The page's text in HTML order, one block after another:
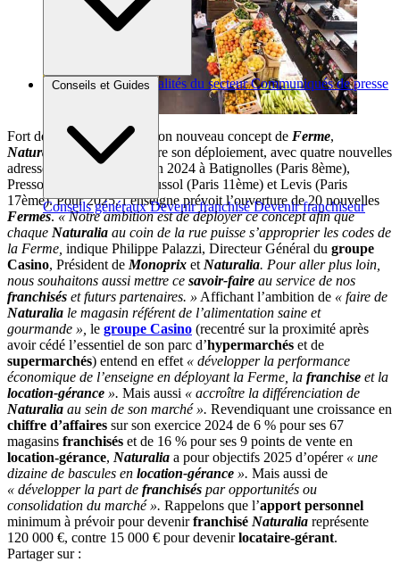
Brèves et actus Actualités du secteur Communiqués de presse
Conseils et Guides
Conseils généraux Devenir franchisé Devenir franchiseur
Fort des bons résultats de son nouveau concept de Ferme,
Naturalia
entend poursuivre son déploiement, avec quatre nouvelles
adresses annoncées d’ici fin 2024 à Batignolles (Paris 8ème),
Pressoir (Paris 10ème), Crussol (Paris 11ème) et Levis (Paris
17ème). Pour 2025, l’enseigne prévoit l’ouverture de 20 nouvelles
Fermes.« Notre ambition est de déployer ce concept afin que
chaque Naturalia au coin de la rue puisse s’approprier les codes de
la Ferme, indique Philippe Palazzi, Directeur Général du groupe
Casino, Président de Monoprix et Naturalia. Pour aller plus loin,
nous souhaitons aussi mettre ce savoir-faire au service de nos
franchisés et futurs partenaires. » Affichant l’ambition de « faire de
Naturalia le magasin référent de l’alimentation saine et
gourmande », le groupe Casino (recentré sur la proximité après
avoir cédé l’essentiel de son parc d’hypermarchés et de
supermarchés) entend en effet « développer la performance
économique de l’enseigne en déployant la Ferme, la franchise et la
location-gérance ». Mais aussi « accroître la différenciation de
Naturalia au sein de son marché ». Revendiquant une croissance en
chiffre d’affaires sur son exercice 2024 de 6 % pour ses 67
magasins franchisés et de 16 % pour ses 9 points de vente en
location-gérance, Naturalia a pour objectifs 2025 d’opérer « une
dizaine de bascules en location-gérance ». Mais aussi de
« développer la part de franchisés par opportunités ou
consolidation du marché ». Rappelons que l’apport personnel
minimum à prévoir pour devenirfranchisé Naturalia représente
120 000 €, contre 15 000 € pour devenirlocataire-gérant.
Partager sur :